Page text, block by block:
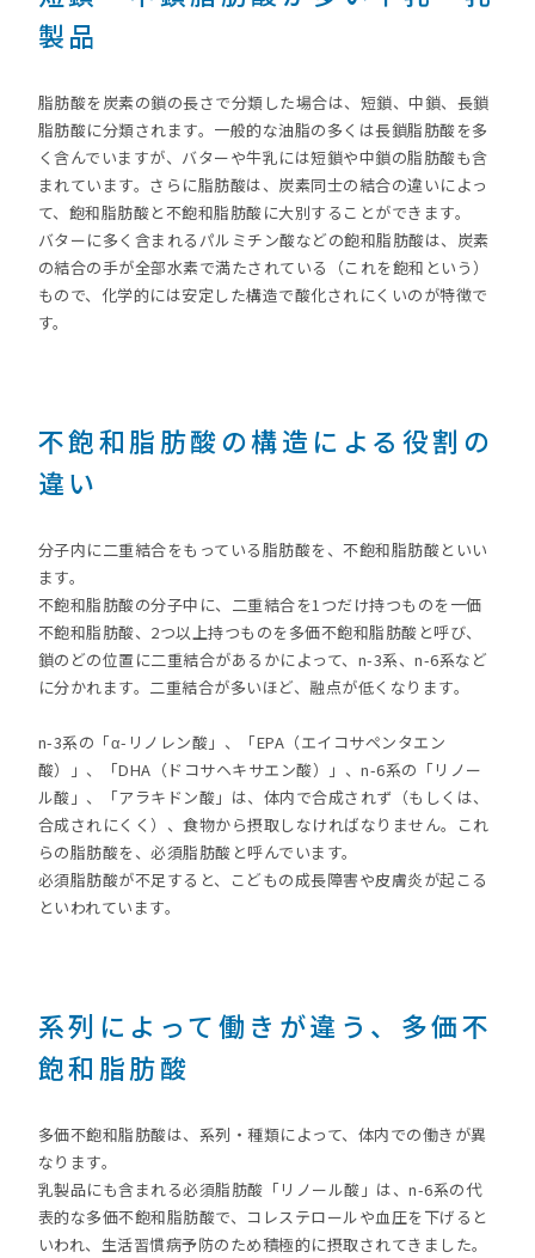
製品
脂肪酸を炭素の鎖の長さで分類した場合は、短鎖、中鎖、長鎖
脂肪酸に分類されます。一般的な油脂の多くは長鎖脂肪酸を多
く含んでいますが、バターや牛乳には短鎖や中鎖の脂肪酸も含
まれています。さらに脂肪酸は、炭素同士の結合の違いによっ
て、飽和脂肪酸と不飽和脂肪酸に大別することができます。
バターに多く含まれるパルミチン酸などの飽和脂肪酸は、炭素
の結合の手が全部水素で満たされている（これを飽和という）
もので、化学的には安定した構造で酸化されにくいのが特徴で
す。
不飽和脂肪酸の構造による役割の
違い
分子内に二重結合をもっている脂肪酸を、不飽和脂肪酸といい
ます。
不飽和脂肪酸の分子中に、二重結合を1つだけ持つものを一価
不飽和脂肪酸、2つ以上持つものを多価不飽和脂肪酸と呼び、
鎖のどの位置に二重結合があるかによって、n-3系、n-6系など
に分かれます。二重結合が多いほど、融点が低くなります。
n-3系の「α-リノレン酸」、「EPA（エイコサペンタエン
酸）」、「DHA（ドコサヘキサエン酸）」、n-6系の「リノー
ル酸」、「アラキドン酸」は、体内で合成されず（もしくは、
合成されにくく）、食物から摂取しなければなりません。これ
らの脂肪酸を、必須脂肪酸と呼んでいます。
必須脂肪酸が不足すると、こどもの成長障害や皮膚炎が起こる
といわれています。
系列によって働きが違う、多価不
飽和脂肪酸
多価不飽和脂肪酸は、系列・種類によって、体内での働きが異
なります。
乳製品にも含まれる必須脂肪酸「リノール酸」は、n-6系の代
表的な多価不飽和脂肪酸で、コレステロールや血圧を下げると
いわれ、生活習慣病予防のため積極的に摂取されてきました。